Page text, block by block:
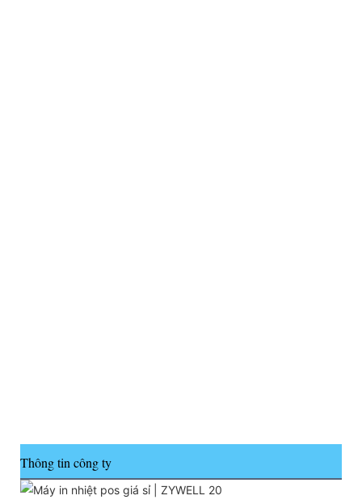
Thông tin công ty